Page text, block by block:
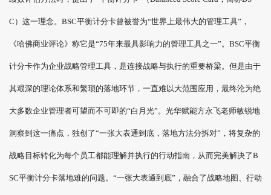
C）这一理念。BSC平衡计分卡曾被誉为“世界上最伟大的管理工具”，
《哈佛商业评论》称它是“75年来最具影响力的管理工具之一”。BSC平衡
计分卡作为企业战略管理工具，是连接战略与执行的重要桥梁。但是由于
其艰深的理论体系和繁琐的落地环节，一直难以大范围应用，最终沦为绝
大多数企业管理者可望而不可即的“白月光”。光华赋能方永飞老师敏锐地
洞察到这一痛点，独创了“一张大表通到底，落地方法分拆对”，将复杂的
战略目标转化为每个员工都能理解并执行的行动指南，从而完美解决了B
SC平衡计分卡落地难的问题。“一张大表通到底”，融合了战略地图、行动